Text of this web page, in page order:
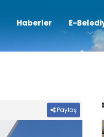
Haberler E-
Paylaş